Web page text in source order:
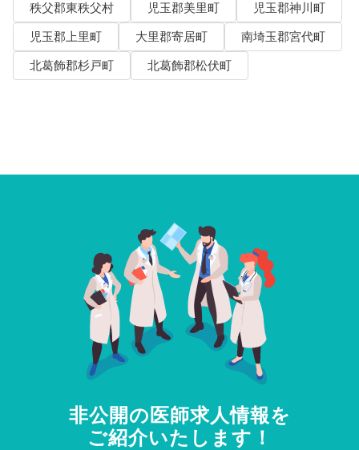
秩父郡東秩父村
児玉郡美里町
児玉郡神川町
児玉郡上里町
大里郡寄居町
南埼玉郡宮代町
北葛飾郡杉戸町
北葛飾郡松伏町
非公開の医師求人情報を
ご紹介いたします！